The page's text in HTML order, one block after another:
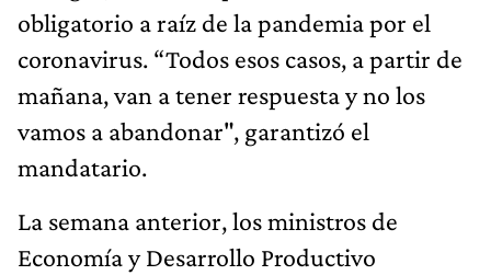
obligatorio a raíz de la pandemia por el
coronavirus. “Todos esos casos, a partir de
mañana, van a tener respuesta y no los
vamos a abandonar", garantizó el
mandatario.
La semana anterior, los ministros de
Economía y Desarrollo Productivo